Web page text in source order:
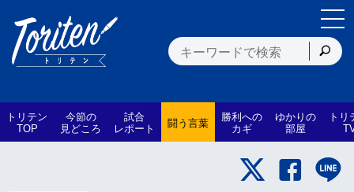
トリテン
TOP
今節の
見どころ
試合
レポート 闘う言葉 勝利への
カギ
ゆかりの
部屋
トリ